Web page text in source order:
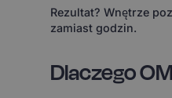
Rezultat? Wnętrze
zamiast godzin.
Dlaczego